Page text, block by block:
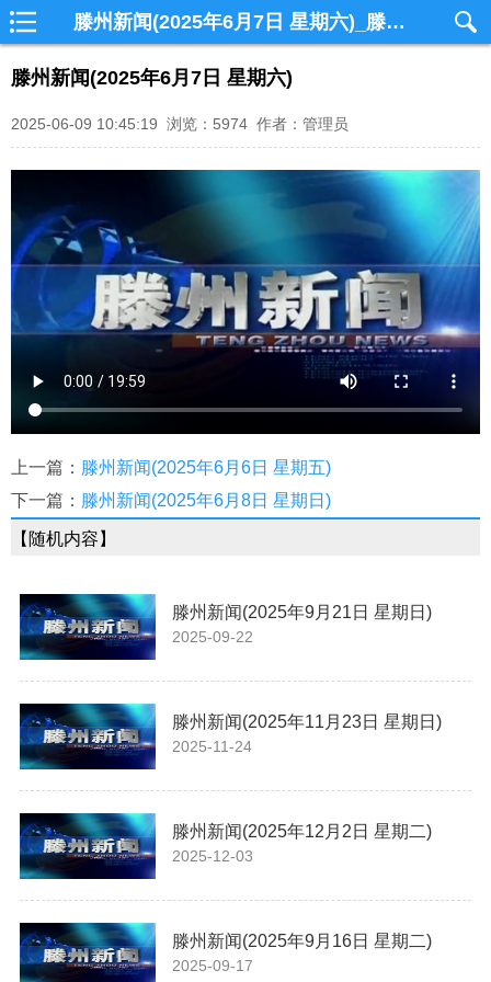
滕州新闻(2025年6月7日 星期六)_滕州网视
滕州新闻(2025年6月7日 星期六)
2025-06-09 10:45:19 浏览：5974 作者：管理员
上一篇： 滕州新闻(2025年6月6日 星期五)
下一篇： 滕州新闻(2025年6月8日 星期日)
【随机内容】
滕州新闻(2025年9月21日 星期日)
2025-09-22
滕州新闻(2025年11月23日 星期日)
2025-11-24
滕州新闻(2025年12月2日 星期二)
2025-12-03
滕州新闻(2025年9月16日 星期二)
2025-09-17